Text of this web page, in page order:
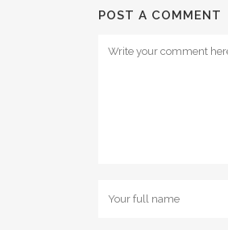
POST A COMMENT